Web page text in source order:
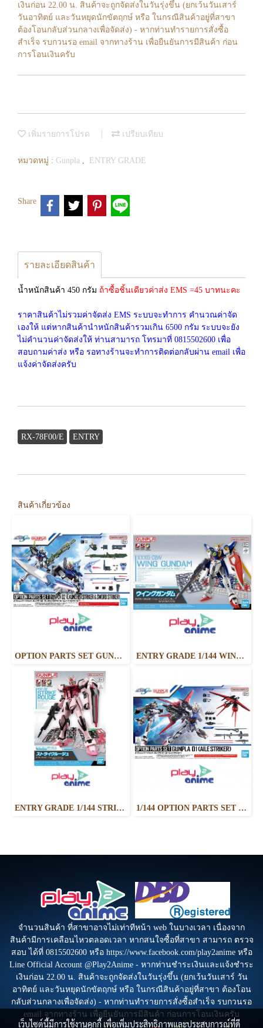
เงินก่อน 22.00 น. สินค้าจะถูกจัดส่งในวันรุ่งขึ้น (ยกเว้นวันเสาร์
วันอาทิตย์ และวันหยุดนักขัตฤกษ์ หรือ ในกรณีสินค้าอยู่ที่สาขา
ต้องโอนกลับส่วนกลางเพื่อจัดส่ง) - หากท่านทำรายการสั่งซื้อ
สำเร็จ รบกวนรอ email จากทางร้าน เพื่อยืนยันการมีสินค้า ก่อน
การโอนเงินครับ
เพิ่มรายการโปรด เปรียบเทียบ
หมวดหมู่ : Gunpla , ENTRY GRADE
Share
รายละเอียดสินค้า
น้ำหนักสินค้า 450 กรัม ถ้าซื้อชิ้นเดียวค่าส่ง EMS =45 บาทนะคะ
ราคาสินค้าไม่รวมค่าจัดส่ง EMS ระบบจะทำการ คำนวณค่าจัด
เองให้ แต่หากสินค้านำหนักสินค้ารวมเกิน 6500 กรัม ระบบจะยัง
ไม่คำนวนค่าจัดส่งให้ ท่านสามารถ โทรมาที่ 0815502600 เพื่อ
สอบถามค่าส่ง หรือ รอทางร้านจะทำการติดต่อกลับผ่าน email เพื่อ
แจ้งค่าจัดส่งครับ
RX-78F00/E ENTRY
สินค้าเกี่ยวข้อง
OPTION PARTS SET GUNPLA 02 (LAUNCHER STRIKER & SWORD STRIKER) ENTRY GRADE 1/144 WING GUNDAM
ENTRY GRADE 1/144 STRIKE ROUGE 1/144 OPTION PARTS SET GUNPLA 01 (AILE STRIKER)
จำนวนสินค้า ที่สาขาอาจไม่เท่าทีหน้า web ในบางเวลา เนื่องจาก
สินค้ามีการเคลือนไหวตลอดเวลา หากสนใจซื้อที่สาขา สามารถ ตรวจ
สอบ ได้ที่ 0815502600 หรือ https://www.facebook.com/play2anime หรือ
Line Official Account @Play2Anime - หากท่านชำระเงินและแจ้งชำระ
เงินก่อน 22.00 น. สินค้าจะถูกจัดส่งในวันรุ่งขึ้น (ยกเว้นวันเสาร์ วัน
อาทิตย์ และวันหยุดนักขัตฤกษ์ หรือ ในกรณีสินค้าอยู่ที่สาขา ต้องโอน
กลับส่วนกลางเพื่อจัดส่ง) - หากท่านทำรายการสั่งซื้อสำเร็จ รบกวนรอ
email จากทางร้าน เพื่อยืนยันการมีสินค้า ก่อนการโอนเงินครับ
เว็บไซต์นี้มีการใช้งานคุกกี้ เพื่อเพิ่มประสิทธิภาพและประสบการณ์ที่ดี